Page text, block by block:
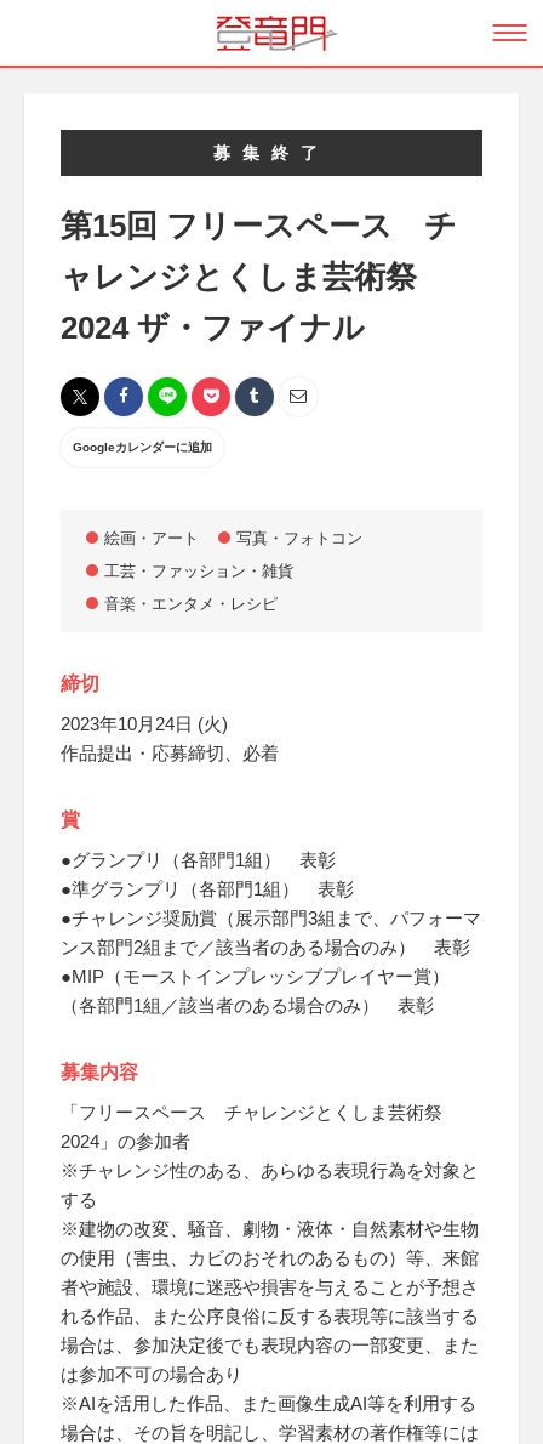
募集終了
第15回 フリースペース チ
ャレンジとくしま芸術祭
2024 ザ・ファイナル
Googleカレンダーに追加
絵画・アート
写真・フォトコン
工芸・ファッション・雑貨
音楽・エンタメ・レシピ
締切
2023年10月24日 (火)
作品提出・応募締切、必着
賞
●グランプリ（各部門1組） 表彰
●準グランプリ（各部門1組） 表彰
●チャレンジ奨励賞（展示部門3組まで、パフォーマ
ンス部門2組まで／該当者のある場合のみ） 表彰
●MIP（モーストインプレッシブプレイヤー賞）
（各部門1組／該当者のある場合のみ） 表彰
募集内容
「フリースペース チャレンジとくしま芸術祭
2024」の参加者
※チャレンジ性のある、あらゆる表現行為を対象と
する
※建物の改変、騒音、劇物・液体・自然素材や生物
の使用（害虫、カビのおそれのあるもの）等、来館
者や施設、環境に迷惑や損害を与えることが予想さ
れる作品、また公序良俗に反する表現等に該当する
場合は、参加決定後でも表現内容の一部変更、また
は参加不可の場合あり
※AIを活用した作品、また画像生成AI等を利用する
場合は、その旨を明記し、学習素材の著作権等には